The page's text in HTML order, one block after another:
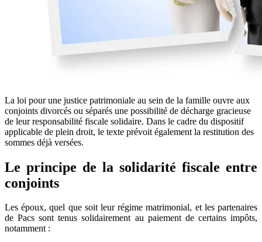
La loi pour une justice patrimoniale au sein de la famille ouvre aux
conjoints divorcés ou séparés une possibilité de décharge gracieuse
de leur responsabilité fiscale solidaire. Dans le cadre du dispositif
applicable de plein droit, le texte prévoit également la restitution des
sommes déjà versées.
Le principe de la solidarité fiscale entre
conjoints
Les époux, quel que soit leur régime matrimonial, et les partenaires
de Pacs sont tenus solidairement au paiement de certains impôts,
notamment :